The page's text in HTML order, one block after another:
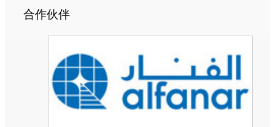
合作伙伴